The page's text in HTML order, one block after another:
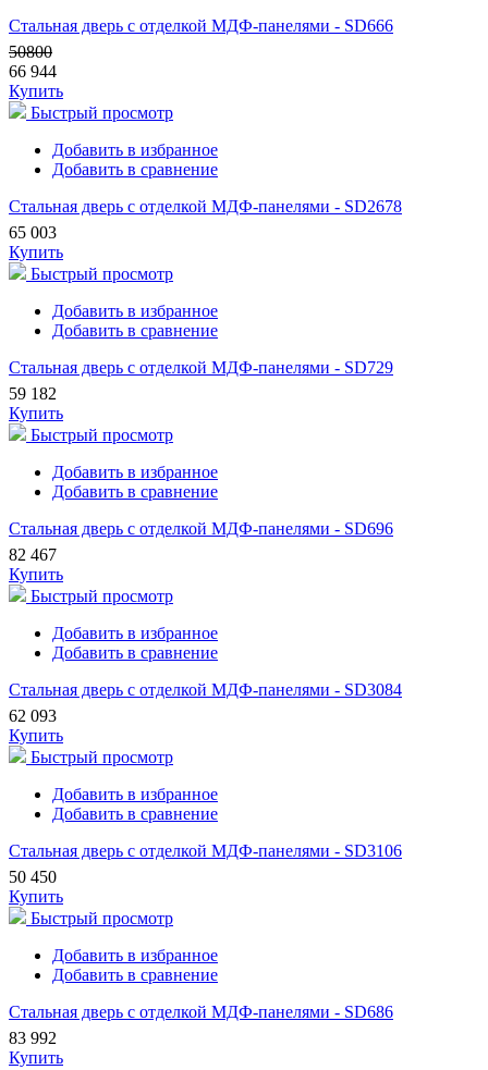
Стальная дверь с отделкой МДФ-панелями - SD666
50800
66 944
Купить
Быстрый просмотр
Добавить в избранное
Добавить в сравнение
Стальная дверь с отделкой МДФ-панелями - SD2678
65 003
Купить
Быстрый просмотр
Добавить в избранное
Добавить в сравнение
Стальная дверь с отделкой МДФ-панелями - SD729
59 182
Купить
Быстрый просмотр
Добавить в избранное
Добавить в сравнение
Стальная дверь с отделкой МДФ-панелями - SD696
82 467
Купить
Быстрый просмотр
Добавить в избранное
Добавить в сравнение
Стальная дверь с отделкой МДФ-панелями - SD3084
62 093
Купить
Быстрый просмотр
Добавить в избранное
Добавить в сравнение
Стальная дверь с отделкой МДФ-панелями - SD3106
50 450
Купить
Быстрый просмотр
Добавить в избранное
Добавить в сравнение
Стальная дверь с отделкой МДФ-панелями - SD686
83 992
Купить